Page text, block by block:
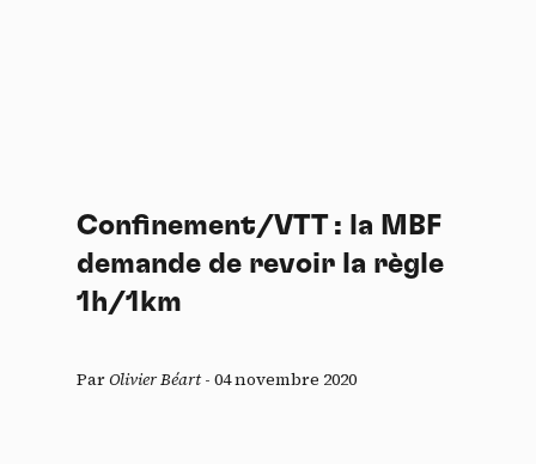
Confinement/VTT : la MBF
demande de revoir la règle
1h/1km
ParOlivier Béart- 04 novembre 2020